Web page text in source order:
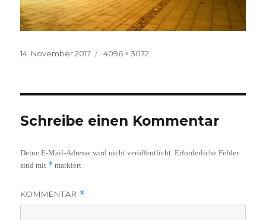
Veröffentlicht
14. November 2017
Volle
4096 × 3072
Schreibe einen Kommentar
Deine E-Mail-Adresse wird nicht veröffentlicht. Erforderliche Felder
sind mit * markiert
KOMMENTAR *